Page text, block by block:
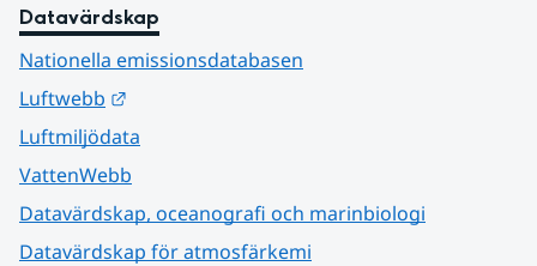
Datavärdskap
Nationella emissionsdatabasen
Luftwebb
Luftmiljödata
VattenWebb
Datavärdskap, oceanografi och marinbiologi
Datavärdskap för atmosfärkemi